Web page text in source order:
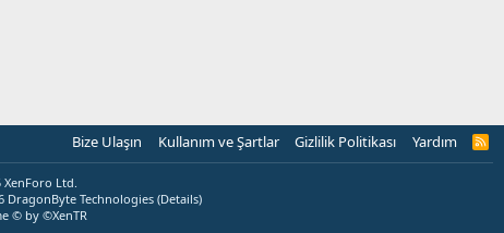
Bize Ulaşın Kullanım ve Şartlar Gizlilik Politikası Yardım
R
XenForo Ltd.
DragonByte Technologies (Details)
© by ©XenTR